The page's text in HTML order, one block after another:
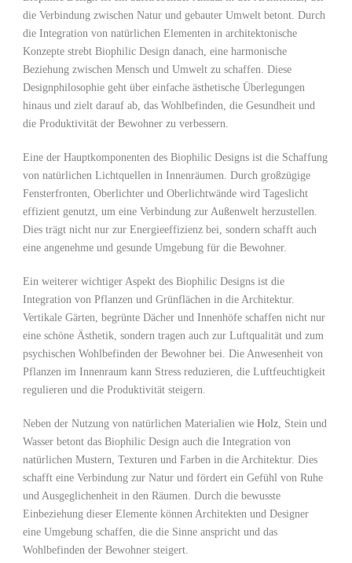
die⁣ Verbindung zwischen Natur und gebauter Umwelt betont. Durch
die Integration ⁢von natürlichen Elementen in architektonische
Konzepte strebt Biophilic Design danach,​ eine harmonische
Beziehung​ zwischen Mensch und⁤ Umwelt⁢ zu schaffen. Diese
Designphilosophie ‍geht über einfache ästhetische Überlegungen
hinaus⁣ und⁤ zielt ‌darauf ab, das Wohlbefinden, die Gesundheit und
die ⁢Produktivität der Bewohner⁣ zu ⁣verbessern.
Eine der Hauptkomponenten des⁢ Biophilic Designs‌ ist die Schaffung
von natürlichen​ Lichtquellen in⁢ Innenräumen.⁤ Durch großzügige
Fensterfronten, Oberlichter und Oberlichtwände ⁤wird Tageslicht
effizient ⁢genutzt,⁤ um eine Verbindung zur Außenwelt herzustellen.
Dies trägt nicht nur ‍zur Energieeffizienz bei, ⁤sondern ​schafft auch
eine angenehme und gesunde Umgebung für die Bewohner.
Ein weiterer wichtiger ⁤Aspekt des Biophilic Designs ist die
⁤Integration‌ von Pflanzen⁣ und Grünflächen in⁢ die Architektur.
Vertikale Gärten, begrünte​ Dächer und Innenhöfe schaffen nicht nur
⁣eine schöne Ästhetik, ‍sondern tragen auch zur ‌Luftqualität und zum
⁤psychischen Wohlbefinden der Bewohner bei. Die ⁣Anwesenheit​ von
Pflanzen im Innenraum kann Stress ‌reduzieren,‌ die Luftfeuchtigkeit
regulieren ​und die Produktivität ⁤steigern.
Neben der Nutzung von natürlichen ​Materialien wie Holz , Stein und
Wasser betont das Biophilic Design auch ⁢die Integration ‍von
natürlichen ⁣Mustern, Texturen⁣ und Farben in ⁣die Architektur. Dies
schafft eine Verbindung zur Natur und fördert ein Gefühl von Ruhe
und‌ Ausgeglichenheit in den‌ Räumen.​ Durch die bewusste​
Einbeziehung dieser⁤ Elemente‍ können Architekten und Designer
eine Umgebung schaffen, die die Sinne anspricht und das
⁣Wohlbefinden der Bewohner​ steigert.